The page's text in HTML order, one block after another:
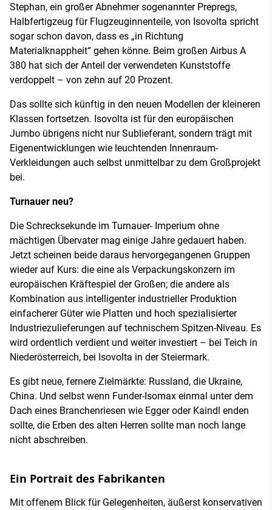
Stephan, ein großer Abnehmer sogenannter Prepregs,
Halbfertigzeug für Flugzeuginnenteile, von Isovolta spricht
sogar schon davon, dass es „in Richtung
Materialknappheit“ gehen könne. Beim großen Airbus A
380 hat sich der Anteil der verwendeten Kunststoffe
verdoppelt – von zehn auf 20 Prozent.
Das sollte sich künftig in den neuen Modellen der kleineren
Klassen fortsetzen. Isovolta ist für den europäischen
Jumbo übrigens nicht nur Sublieferant, sondern trägt mit
Eigenentwicklungen wie leuchtenden Innenraum-
Verkleidungen auch selbst unmittelbar zu dem Großprojekt
bei.
Turnauer neu?
Die Schrecksekunde im Turnauer- Imperium ohne
mächtigen Übervater mag einige Jahre gedauert haben.
Jetzt scheinen beide daraus hervorgegangenen Gruppen
wieder auf Kurs: die eine als Verpackungskonzern im
europäischen Kräftespiel der Großen; die andere als
Kombination aus intelligenter industrieller Produktion
einfacherer Güter wie Platten und hoch spezialisierter
Industriezulieferungen auf technischem Spitzen-Niveau. Es
wird ordentlich verdient und weiter investiert – bei Teich in
Niederösterreich, bei Isovolta in der Steiermark.
Es gibt neue, fernere Zielmärkte: Russland, die Ukraine,
China. Und selbst wenn Funder-Isomax einmal unter dem
Dach eines Branchenriesen wie Egger oder Kaindl enden
sollte, die Erben des alten Herren sollte man noch lange
nicht abschreiben.
Ein Portrait des Fabrikanten
Mit offenem Blick für Gelegenheiten, äußerst konservativen